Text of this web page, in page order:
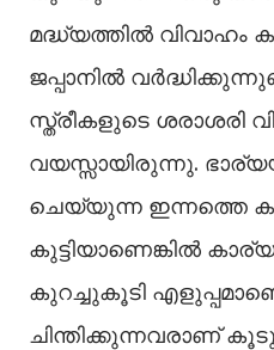
മദ്ധ്യത്തില്‍ വിവാഹം
ജപ്പാനില്‍
സ്ത്രീകളുടെ ശരാശരി
വയസ്സായിരുന്നു.
ചെയ്യുന്ന ഇന്നത്തെ
കുട്ടിയാണെങ്കില്‍
കുറച്ചുകൂടി
ചിന്തിക്കുന്നവരാണ്